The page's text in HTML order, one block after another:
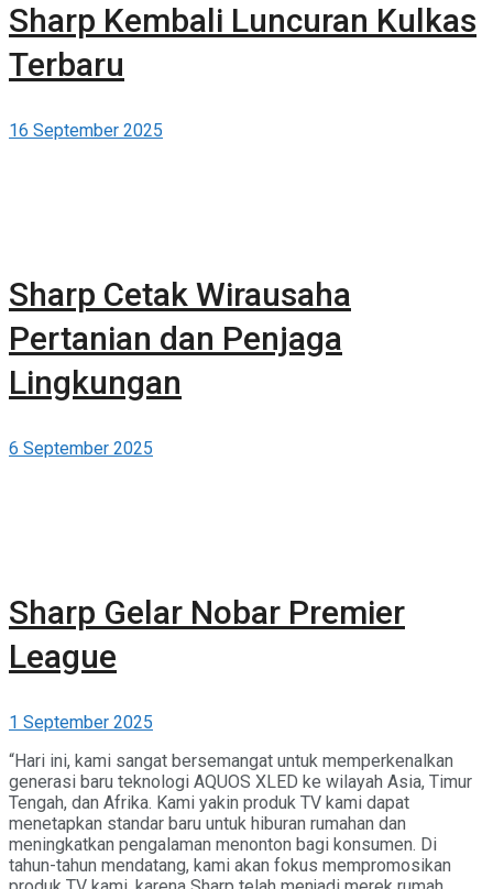
Sharp Kembali Luncuran Kulkas
Terbaru
16 September 2025
Sharp Cetak Wirausaha
Pertanian dan Penjaga
Lingkungan
6 September 2025
Sharp Gelar Nobar Premier
League
1 September 2025
“Hari ini, kami sangat bersemangat untuk memperkenalkan
generasi baru teknologi AQUOS XLED ke wilayah Asia, Timur
Tengah, dan Afrika. Kami yakin produk TV kami dapat
menetapkan standar baru untuk hiburan rumahan dan
meningkatkan pengalaman menonton bagi konsumen. Di
tahun-tahun mendatang, kami akan fokus mempromosikan